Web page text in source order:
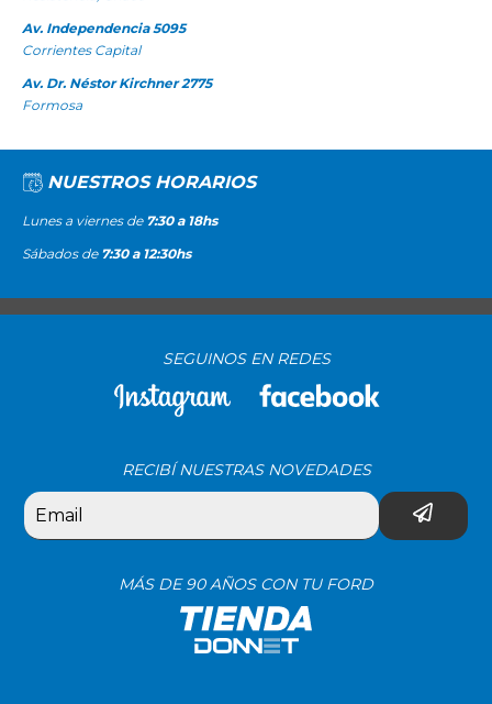
Av. Independencia 5095
Corrientes Capital
Av. Dr. Néstor Kirchner 2775
Formosa
NUESTROS HORARIOS
Lunes a viernes de 7:30 a 18hs
Sábados de 7:30 a 12:30hs
SEGUINOS EN REDES
RECIBÍ NUESTRAS NOVEDADES
MÁS DE 90 AÑOS CON TU FORD